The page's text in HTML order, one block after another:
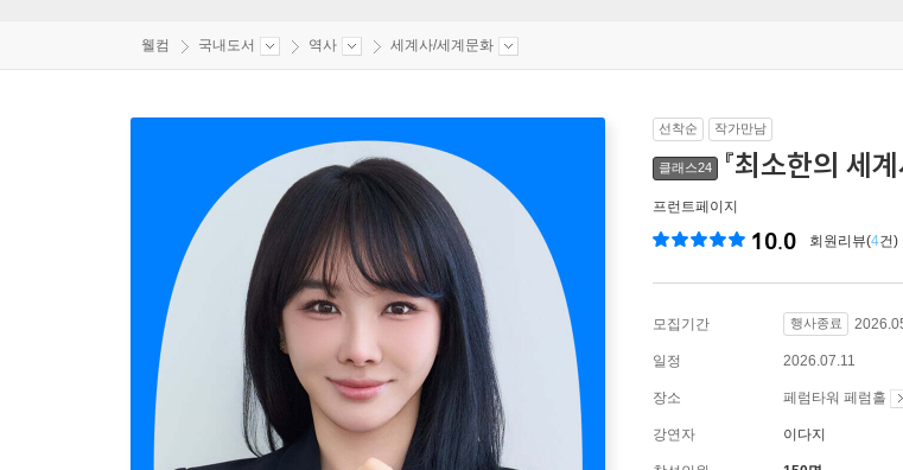
웰컴 국내도서 역사 세계사/세계문화
선착순 작가만남
클래스24 『최소한의 세
프런트페이지
10.0 회원리뷰(4건)
모집기간 행사종료
일정 2026.07.11
장소 페럼타워 페럼홀
강연자 이다지